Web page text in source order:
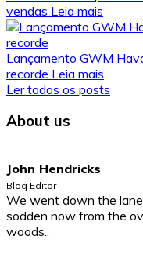
vendas Leia mais
Lançamento GWM
recorde Leia mais
Ler todos os posts
About us
John Hendricks
Blog Editor
We went down the
sodden now from the
woods..